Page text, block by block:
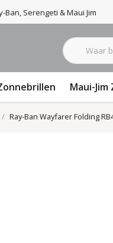
Ban, Serengeti & Maui Jim
Maui-
Ray-Ban Wayfarer Folding